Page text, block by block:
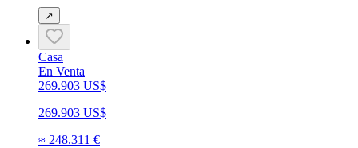
↗
Casa
En Venta
269.903 US$
269.903 US$
≈ 248.311 €